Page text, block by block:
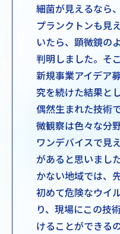
細菌が見えるなら
プランクトンも見
いたら、顕微鏡の
判明しました。そ
新規事業アイデア
究を続けた結果と
偶然生まれた技術
微観察は色々な分
ワンデバイスで見
があると思いまし
かない地域では、
初めて危険なウイ
り、現場にこの技
けることができる